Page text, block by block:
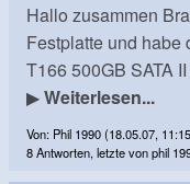
Hallo zusammen
Festplatte und
T166 500GB SATA
▶Weiterlesen...
Von: Phil 1990 (18.05.07,
8 Antworten, letzte von phil